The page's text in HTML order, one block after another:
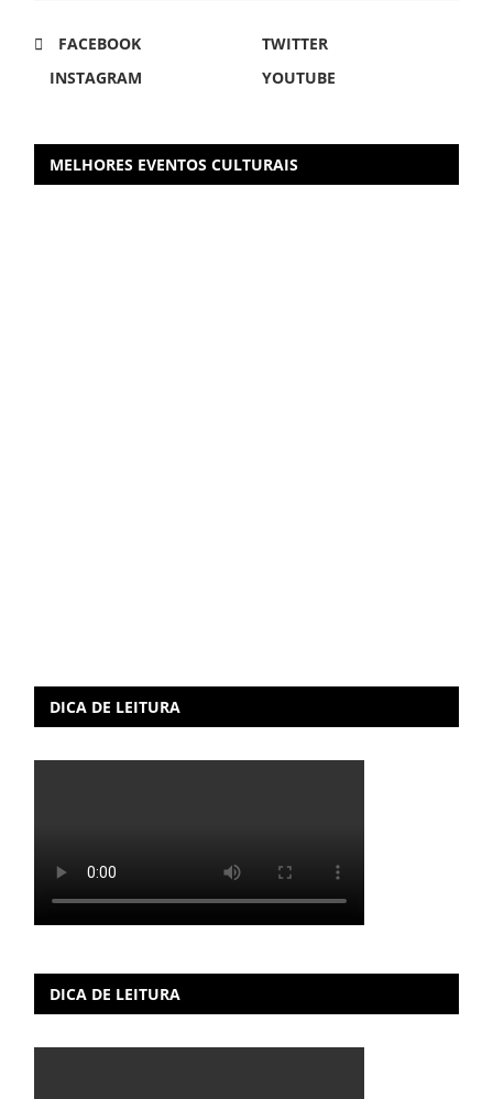
FACEBOOK
TWITTER
INSTAGRAM
YOUTUBE
MELHORES EVENTOS CULTURAIS
DICA DE LEITURA
DICA DE LEITURA